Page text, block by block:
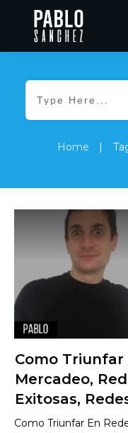
Home
Como Triunfar
Mercadeo,
Exitosas,
Como Triunfar En